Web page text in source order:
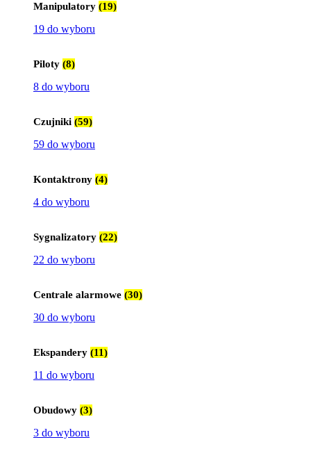
Manipulatory (19)
19 do wyboru
Piloty (8)
8 do wyboru
Czujniki (59)
59 do wyboru
Kontaktrony (4)
4 do wyboru
Sygnalizatory (22)
22 do wyboru
Centrale alarmowe (30)
30 do wyboru
Ekspandery (11)
11 do wyboru
Obudowy (3)
3 do wyboru